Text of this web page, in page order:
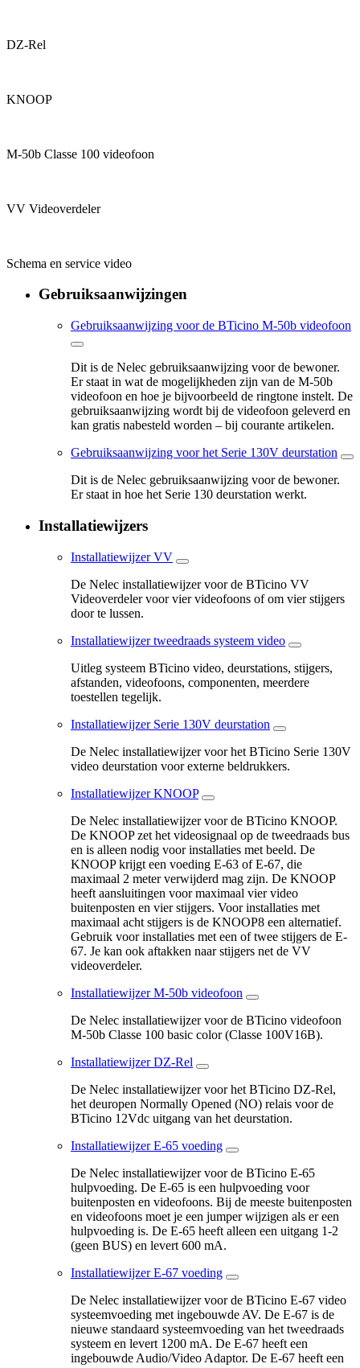
DZ-Rel
KNOOP
M-50b Classe 100 videofoon
VV Videoverdeler
Schema en service video
Gebruiksaanwijzingen
Gebruiksaanwijzing voor de BTicino M-50b videofoon
Dit is de Nelec gebruiksaanwijzing voor de bewoner.
Er staat in wat de mogelijkheden zijn van de M-50b
videofoon en hoe je bijvoorbeeld de ringtone instelt. De
gebruiksaanwijzing wordt bij de videofoon geleverd en
kan gratis nabesteld worden – bij courante artikelen.
Gebruiksaanwijzing voor het Serie 130V deurstation
Dit is de Nelec gebruiksaanwijzing voor de bewoner.
Er staat in hoe het Serie 130 deurstation werkt.
Installatiewijzers
Installatiewijzer VV
De Nelec installatiewijzer voor de BTicino VV
Videoverdeler voor vier videofoons of om vier stijgers
door te lussen.
Installatiewijzer tweedraads systeem video
Uitleg systeem BTicino video, deurstations, stijgers,
afstanden, videofoons, componenten, meerdere
toestellen tegelijk.
Installatiewijzer Serie 130V deurstation
De Nelec installatiewijzer voor het BTicino Serie 130V
video deurstation voor externe beldrukkers.
Installatiewijzer KNOOP
De Nelec installatiewijzer voor de BTicino KNOOP.
De KNOOP zet het videosignaal op de tweedraads bus
en is alleen nodig voor installaties met beeld. De
KNOOP krijgt een voeding E-63 of E-67, die
maximaal 2 meter verwijderd mag zijn. De KNOOP
heeft aansluitingen voor maximaal vier video
buitenposten en vier stijgers. Voor installaties met
maximaal acht stijgers is de KNOOP8 een alternatief.
Gebruik voor installaties met een of twee stijgers de E-
67. Je kan ook aftakken naar stijgers net de VV
videoverdeler.
Installatiewijzer M-50b videofoon
De Nelec installatiewijzer voor de BTicino videofoon
M-50b Classe 100 basic color (Classe 100V16B).
Installatiewijzer DZ-Rel
De Nelec installatiewijzer voor het BTicino DZ-Rel,
het deuropen Normally Opened (NO) relais voor de
BTicino 12Vdc uitgang van het deurstation.
Installatiewijzer E-65 voeding
De Nelec installatiewijzer voor de BTicino E-65
hulpvoeding. De E-65 is een hulpvoeding voor
buitenposten en videofoons. Bij de meeste buitenposten
en videofoons moet je een jumper wijzigen als er een
hulpvoeding is. De E-65 heeft alleen een uitgang 1-2
(geen BUS) en levert 600 mA.
Installatiewijzer E-67 voeding
De Nelec installatiewijzer voor de BTicino E-67 video
systeemvoeding met ingebouwde AV. De E-67 is de
nieuwe standaard systeemvoeding van het tweedraads
systeem en levert 1200 mA. De E-67 heeft een
ingebouwde Audio/Video Adaptor. De E-67 heeft een